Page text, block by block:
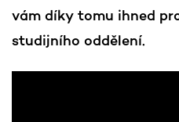
vám díky tomu ihned
studijního oddělení.